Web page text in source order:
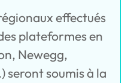
effectués
plateformes en
Newegg,
seront soumis à la